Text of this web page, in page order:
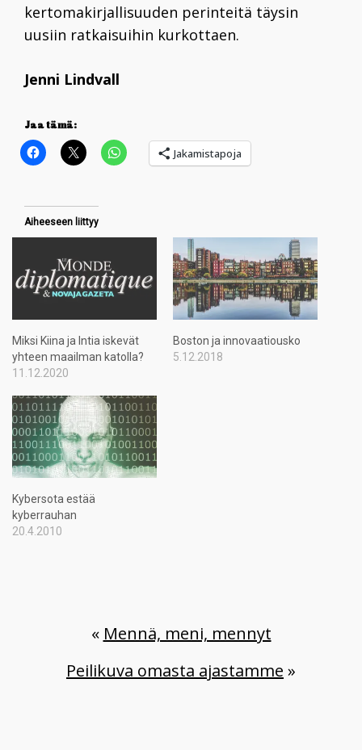
kertomakirjallisuuden perinteitä täysin
uusiin ratkaisuihin kurkottaen.
Jenni Lindvall
Jaa tämä:
Jakamistapoja
Aiheeseen liittyy
Miksi Kiina ja Intia iskevät
yhteen maailman katolla?
11.12.2020
Boston ja innovaatiousko
5.12.2018
Kybersota estää
kyberrauhan
20.4.2010
« Mennä, meni, mennyt
Peilikuva omasta ajastamme »